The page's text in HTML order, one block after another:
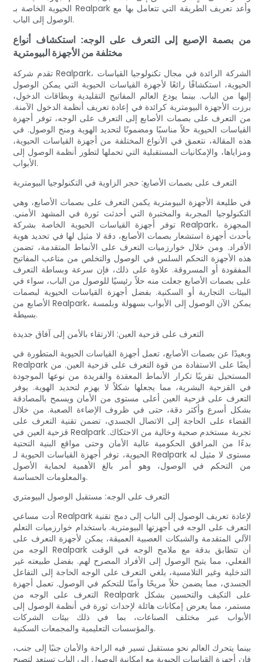
الحيوية الخاصة بـ Realpark وأعد تعريف الطريقة التي تتعامل بها مع
الوصول إلى الباب.
من بصمة الإصبع إلى التعرف على الوجه: استكشاف أنواع
مختلفة من الأجهزة البيومترية
تقدم شركة Realpark، الشركة الرائدة في مجال تكنولوجيا القياسات
الحيوية، استكشافًا رائعًا لأجهزة القياسات الحيوية التي يمكن الوصول
إليها من الباب. بينما يودع العالم المفاتيح التقليدية وبطاقات الدخول،
برزت الأجهزة البيومترية كرائدة في إعادة تعريف أنظمة الدخول الآمنة.
من التعرف على بصمات الأصابع إلى التعرف على الوجه، توفر أجهزة
القياسات الحيوية حلاً مناسبًا ومضمونًا لتحديد الهوية ومنح الوصول. في
هذه المقالة، نتعمق في الأنواع المختلفة من أجهزة القياسات الحيوية،
ومزاياها، والإمكانيات المستقبلية التي تحملها لتطور أنظمة الوصول إلى
الأبواب.
التعرف على بصمات الأصابع: حجر الزاوية في التكنولوجيا البيومترية
في طليعة الأجهزة البيومترية يكمن التعرف على بصمات الأصابع، وهي
التكنولوجيا المجربة والمختبرة التي أحدثت ثورة في المشهد الأمني.
توفر أجهزة القياسات الحيوية الخاصة بشركة Realpark، المجهزة
بأحدث أجهزة استشعار بصمات الأصابع، دقة لا مثيل لها في تحديد هوية
الأفراد. ومن خلال خوارزميات التعرف على الأنماط المتقدمة، تضمن
هذه الأجهزة التحكم السلس في الوصول والتخلص من متاعب المفاتيح
المفقودة أو المسروقة. علاوة على ذلك، فإن سرعة وبساطة التعرف
على بصمات الأصابع جعلت منه حلاً رئيسيًا للوصول من الباب، سواء في
البيئات التجارية أو السكنية. بفضل أجهزة القياسات الحيوية لبصمات
الأصابع من Realpark، يمكن الآن الوصول إلى الأبواب بسهولة وبلمسة
بسيطة.
التعرف على قزحية العين: الارتقاء بالأمن إلى آفاق جديدة
وبعيدًا عن بصمات الأصابع، تعمل أجهزة القياسات الحيوية المتطورة في
Realpark أيضًا على الاستفادة من قوة التعرف على قزحية العين. من
المستحيل تقريبًا تكرار الأنماط المعقدة والفريدة من نوعها الموجودة
في القزحية البشرية، مما يجعلها شكلاً لا يهزم لتحديد الهوية. يوفر
التعرف على قزحية العين أعلى مستوى من الأمان ويسمح بالمصادقة
بشكل أسرع وأكثر دقة، حتى في ظروف الإضاءة الصعبة. من خلال
القضاء على الحاجة إلى الاتصال الجسدي، تضمن تقنية التعرف على
قزحية العين في Realpark تجربة مستخدم صحية وخالية من الاحتكاك.
بدءًا من المرافق الحكومية عالية الأمان وحتى مواقع البنية التحتية
الحيوية، توفر أجهزة القياسات الحيوية لـ Realpark مستوى لا مثيل له
من التحكم في الوصول، وهو أمر بالغ الأهمية لحماية الأصول
والمعلومات الحساسة.
التعرف على الوجه: مستقبل الوصول البيومتري
أدت مساعي Realpark لإعادة تعريف الوصول إلى الباب إلى دمج تقنية
التعرف على الوجه في أجهزتها البيومترية. باستخدام خوارزميات التعلم
الآلي المتقدمة والشبكات العصبية العميقة، يمكن لأجهزة التعرف على
الوجه من Realpark أن تتطابق بدقة مع ملامح الوجه في الوقت
الفعلي، مما يتيح الوصول إلى الأفراد المصرح لهم. بفضل طبيعته غير
التدخلية وغير التلامسية، يلغي التعرف على الوجه الحاجة إلى التفاعل
الجسدي، مما يضمن حلاً مريحًا وآمنًا للتحكم في الوصول. تعمل أجهزة
التعرف على الوجه من Realpark على التكيف والتحسين بشكل
مستمر، مما يعرض إمكانات هائلة لإحداث ثورة في أنظمة الوصول إلى
الأبواب عبر مختلف الصناعات، بما في ذلك بيئات الشركات
والمؤسسات التعليمية والمجمعات السكنية.
بينما يتحرك العالم نحو مستقبل تسير فيه الراحة والأمان جنبًا إلى جنب،
فإن أجهزة القياسات الحيوية مع إمكانية الوصول إلى الباب تستعد لتصبح